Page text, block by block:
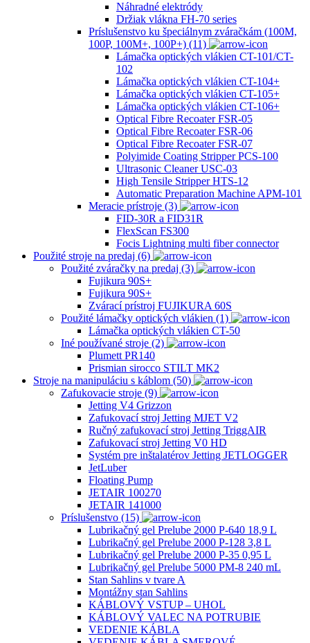
Náhradné elektródy
Držiak vlákna FH-70 series
Príslušenstvo ku špeciálnym zváračkám (100M,
100P, 100M+, 100P+) (11)
Lámačka optických vlákien CT-101/CT-
102
Lámačka optických vlákien CT-104+
Lámačka optických vlákien CT-105+
Lámačka optických vlákien CT-106+
Optical Fibre Recoater FSR-05
Optical Fibre Recoater FSR-06
Optical Fibre Recoater FSR-07
Polyimide Coating Stripper PCS-100
Ultrasonic Cleaner USC-03
High Tensile Stripper HTS-12
Automatic Preparation Machine APM-101
Meracie prístroje (3)
FID-30R a FID31R
FlexScan FS300
Focis Lightning multi fiber connector
Použité stroje na predaj (6)
Použité zváračky na predaj (3)
Fujikura 90S+
Fujikura 90S+
Zvárací prístroj FUJIKURA 60S
Použité lámačky optických vlákien (1)
Lámačka optických vlákien CT-50
Iné používané stroje (2)
Plumett PR140
Prismian sirocco STILT MK2
Stroje na manipuláciu s káblom (50)
Zafukovacie stroje (9)
Jetting V4 Grizzon
Zafukovací stroj Jetting MJET V2
Ručný zafukovací stroj Jetting TriggAIR
Zafukovací stroj Jetting V0 HD
Systém pre inštalatérov Jetting JETLOGGER
JetLuber
Floating Pump
JETAIR 100270
JETAIR 141000
Príslušenstvo (15)
Lubrikačný gel Prelube 2000 P-640 18,9 L
Lubrikačný gel Prelube 2000 P-128 3,8 L
Lubrikačný gel Prelube 2000 P-35 0,95 L
Lubrikačný gel Prelube 5000 PM-8 240 mL
Stan Sahlins v tvare A
Montážny stan Sahlins
KÁBLOVÝ VSTUP – UHOL
KÁBLOVÝ VALEC NA POTRUBIE
VEDENIE KÁBLA